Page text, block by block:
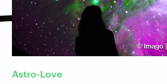
©Imago
Astro-Love